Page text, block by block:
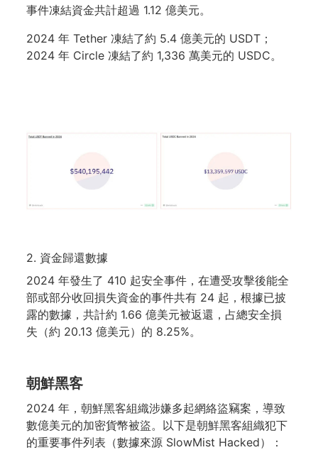
事件凍結資金共計超過 1.12 億美元。
2024 年 Tether 凍結了約 5.4 億美元的 USDT；
2024 年 Circle 凍結了約 1,336 萬美元的 USDC。
2. 資金歸還數據
2024 年發生了 410 起安全事件，在遭受攻擊後能全
部或部分收回損失資金的事件共有 24 起，根據已披
露的數據，共計約 1.66 億美元被返還，占總安全損
失（約 20.13 億美元）的 8.25%。
朝鮮黑客
2024 年，朝鮮黑客組織涉嫌多起網絡盜竊案，導致
數億美元的加密貨幣被盜。以下是朝鮮黑客組織犯下
的重要事件列表（數據來源 SlowMist Hacked）：